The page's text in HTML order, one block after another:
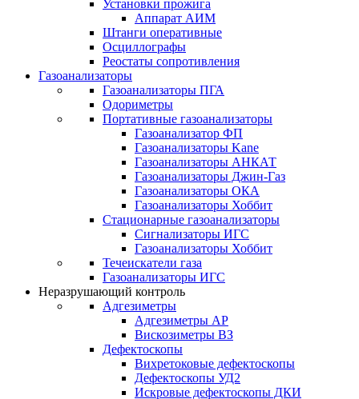
Установки прожига
Аппарат АИМ
Штанги оперативные
Осциллографы
Реостаты сопротивления
Газоанализаторы
Газоанализаторы ПГА
Одориметры
Портативные газоанализаторы
Газоанализатор ФП
Газоанализаторы Kane
Газоанализаторы АНКАТ
Газоанализаторы Джин-Газ
Газоанализаторы ОКА
Газоанализаторы Хоббит
Стационарные газоанализаторы
Сигнализаторы ИГС
Газоанализаторы Хоббит
Течеискатели газа
Газоанализаторы ИГС
Неразрушающий контроль
Адгезиметры
Адгезиметры АР
Вискозиметры ВЗ
Дефектоскопы
Вихретоковые дефектоскопы
Дефектоскопы УД2
Искровые дефектоскопы ДКИ